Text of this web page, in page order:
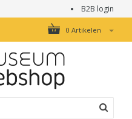
B2B login
0 Artikelen